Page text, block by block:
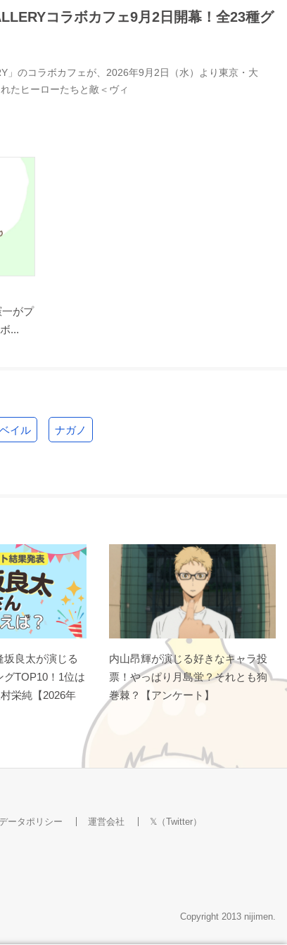
コラボカフェ9月2日開幕！全23種グ
」のコラボカフェが、2026年9月2日（水）より東京・大
たヒーローたちと敵＜ヴィ
一がプ
...
イル ナガノ
坂良太が演じる
グTOP10！1位は
栄純【2026年
内山昂輝が演じる好きなキャラ投
票！やっぱり月島蛍？それとも狗
巻棘？【アンケート】
ータポリシー 運営会社 𝕏（Twitter）
Copyright 2013 nijimen.